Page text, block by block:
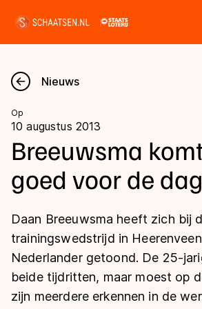
Nieuws
Kalender
Disciplines
Langebaan
Shorttrack
Inlineskaten
Uitslagen
Langebaan
Shorttrack
Marathon
Tijden & historie
Ranglijsten Langebaan
Nieuws
Op
10 augustus 2013
Breeuwsma
goed voor de dag
Daan Breeuwsma heeft zich bij
trainingswedstrijd in
Nederlander getoond. De 25-
beide tijdritten, maar moest op
zijn meerdere erkennen in de